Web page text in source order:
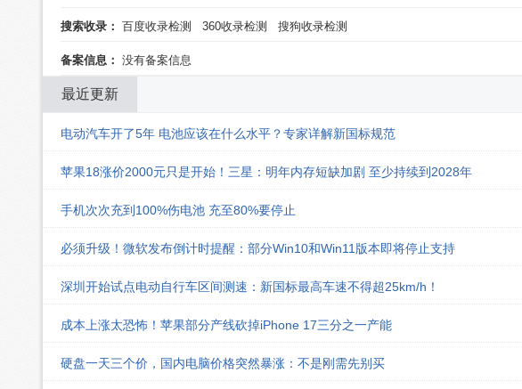
搜索收录： 百度收录检测 360收录检测 搜狗收录检测
备案信息： 没有备案信息
最近更新
电动汽车开了5年 电池应该在什么水平？专家详解新国标规范
苹果18涨价2000元只是开始！三星：明年内存短缺加剧 至少持续到2028年
手机次次充到100%伤电池 充至80%要停止
必须升级！微软发布倒计时提醒：部分Win10和Win11版本即将停止支持
深圳开始试点电动自行车区间测速：新国标最高车速不得超25km/h！
成本上涨太恐怖！苹果部分产线砍掉iPhone 17三分之一产能
硬盘一天三个价，国内电脑价格突然暴涨：不是刚需先别买